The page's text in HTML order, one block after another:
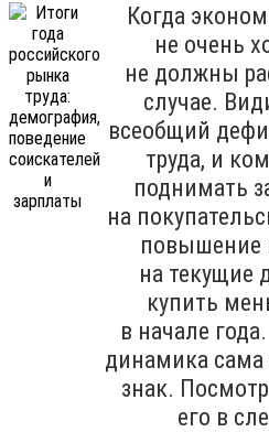
Когда
не очень
не должны
случае.
всеобщий
труда, и
поднимать
на
повышение
на
купить
в начале
динамика сама
знак.
его в